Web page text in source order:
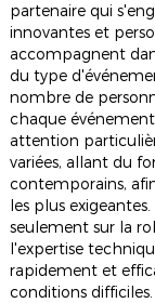
partenaire qui
innovantes et
accompagnent
du type
nombre de
chaque
attention
variées, allant du
contemporains,
les plus
seulement sur la
l'expertise
rapidement et
conditions